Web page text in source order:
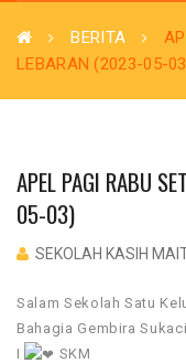
BERITA
LEBARAN (2023-05-
APEL PAGI RABU
05-03)
SEKOLAH KASIH
Salam Sekolah Satu
Bahagia Gembira
I
SKM